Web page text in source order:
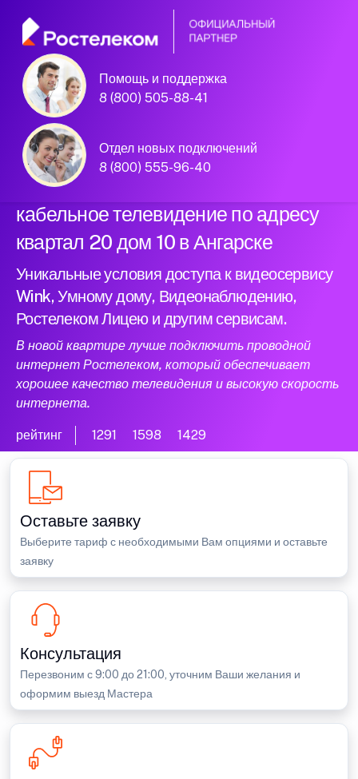
Помощь и поддержка
8 (800) 505-88-41
Отдел новых подключений
8 (800) 555-96-40
Официальный
партнер Ростелеком
Подключили новый интернет и
кабельное телевидение по адресу
квартал 20 дом 10 в Ангарске
Уникальные условия доступа к видеосервису
Wink, Умному дому, Видеонаблюдению,
Ростелеком Лицею и другим сервисам.
В новой квартире лучше подключить проводной
интернет Ростелеком, который обеспечивает
хорошее качество телевидения и высокую скорость
интернета.
рейтинг 1291 1598 1429
Оставьте заявку
Выберите тариф с необходимыми Вам опциями и оставьте
заявку
Консультация
Перезвоним с 9:00 до 21:00, уточним Ваши желания и
оформим выезд Мастера